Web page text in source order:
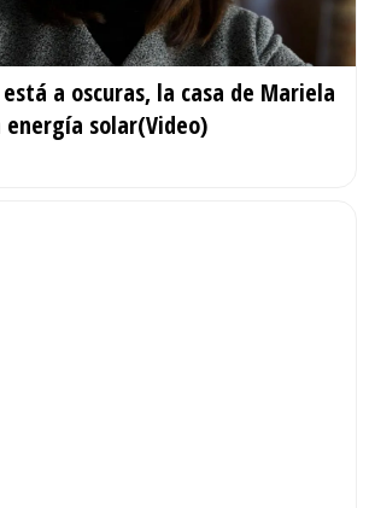
a oscuras, la casa de Mariela
solar(Video)